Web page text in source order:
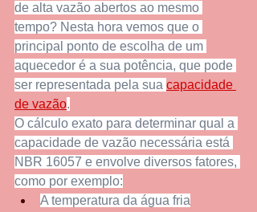
de alta vazão abertos ao mesmo
tempo? Nesta hora vemos que o
principal ponto de escolha de um
aquecedor é a sua potência, que pode
ser representada pela sua capacidade
de vazão.
O cálculo exato para determinar qual a
capacidade de vazão necessária está
NBR 16057 e envolve diversos fatores,
como por exemplo:
A temperatura da água fria